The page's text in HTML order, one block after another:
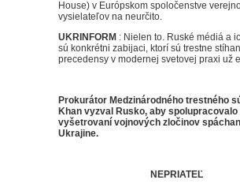
House) v Európskom spoločenstve
vysielateľov na neurčito.
UKRINFORM : Nielen to. Ruské médiá a
sú konkrétni zabijaci, ktorí sú trestne
precedensy v modernej svetovej praxi už
Prokurátor Medzinárodného trestného
Khan vyzval Rusko, aby spolupracovalo
vyšetrovaní vojnových zločinov
Ukrajine.
NEPRIATEĽ